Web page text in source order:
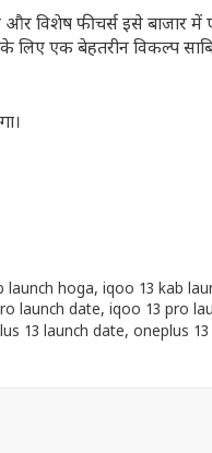
और विशेष फीचर्स इसे बाजार में
लिए एक बेहतरीन विकल्प
launch hoga, iqoo 13 kab
launch date, iqoo 13 pro
13 launch date, oneplus 13